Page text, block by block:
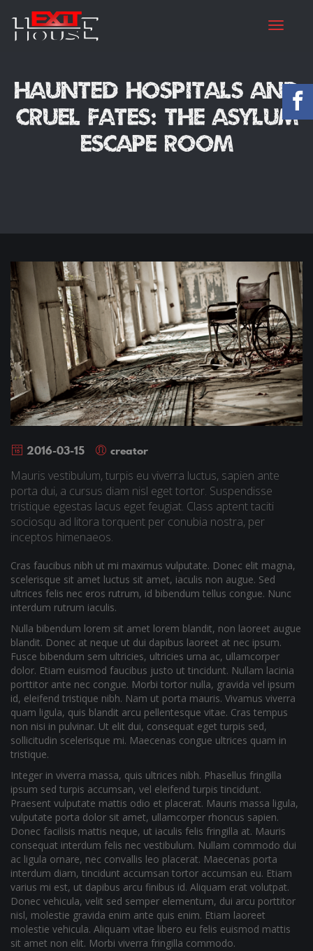
Haunted Hospitals and
Cruel Fates: The Asylum
Escape Room
2016-03-15
creator
Mauris vestibulum, turpis eu viverra luctus, sapien ante
porta dui, a cursus diam nisl eget tortor. Suspendisse
tristique egestas lacus eget feugiat. Class aptent taciti
sociosqu ad litora torquent per conubia nostra, per
inceptos himenaeos.
Cras faucibus nibh ut mi maximus vulputate. Donec elit magna,
scelerisque sit amet luctus sit amet, iaculis non augue. Sed
ultrices felis nec eros rutrum, id bibendum tellus congue. Nunc
interdum rutrum iaculis.
Nulla bibendum lorem sit amet lorem blandit, non laoreet augue
blandit. Donec at neque ut dui dapibus laoreet at nec ipsum.
Fusce bibendum sem ultricies, ultricies urna ac, ullamcorper
dolor. Etiam euismod faucibus justo ut tincidunt. Nullam lacinia
porttitor ante nec congue. Morbi tortor nulla, gravida vel ipsum
id, eleifend tristique nibh. Nam ut porta mauris. Vivamus viverra
quam ligula, quis blandit arcu pellentesque vitae. Cras tempus
non nisi in pulvinar. Ut elit dui, consequat eget turpis sed,
sollicitudin scelerisque mi. Maecenas congue ultrices quam in
tristique.
Integer in viverra massa, quis ultrices nibh. Phasellus fringilla
ipsum sed turpis accumsan, vel eleifend turpis tincidunt.
Praesent vulputate mattis odio et placerat. Mauris massa ligula,
vulputate porta dolor sit amet, ullamcorper rhoncus sapien.
Donec facilisis mattis neque, ut iaculis felis fringilla at. Mauris
consequat interdum felis nec vestibulum. Nullam commodo dui
ac ligula ornare, nec convallis leo placerat. Maecenas porta
interdum diam, tincidunt accumsan tortor accumsan eu. Etiam
varius mi est, ut dapibus arcu finibus id. Aliquam erat volutpat.
Donec vehicula, velit sed semper elementum, dui arcu porttitor
nisl, molestie gravida enim ante quis enim. Etiam laoreet
molestie vehicula. Aliquam vitae libero eu felis euismod mattis
sit amet non elit. Morbi viverra fringilla commodo.